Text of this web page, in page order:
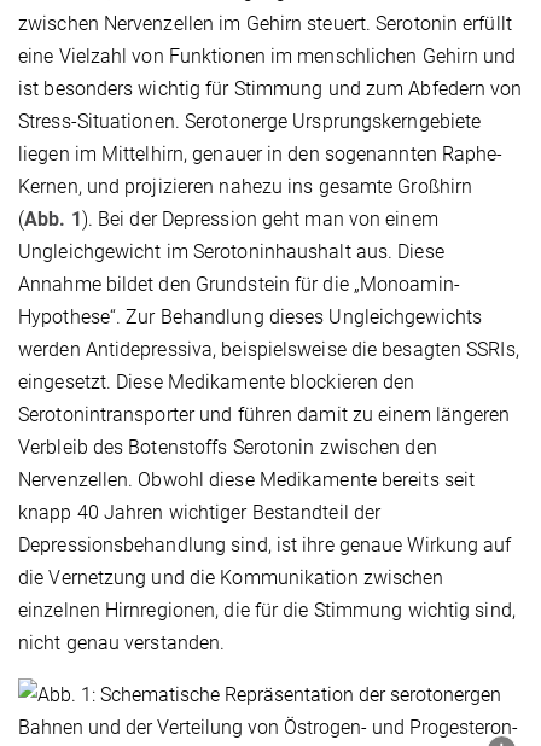
zwischen Nervenzellen im Gehirn steuert. Serotonin erfüllt
eine Vielzahl von Funktionen im menschlichen Gehirn und
ist besonders wichtig für Stimmung und zum Abfedern von
Stress-Situationen. Serotonerge Ursprungskerngebiete
liegen im Mittelhirn, genauer in den sogenannten Raphe-
Kernen, und projizieren nahezu ins gesamte Großhirn
(Abb. 1 ). Bei der Depression geht man von einem
Ungleichgewicht im Serotoninhaushalt aus. Diese
Annahme bildet den Grundstein für die „Monoamin-
Hypothese“. Zur Behandlung dieses Ungleichgewichts
werden Antidepressiva, beispielsweise die besagten SSRIs,
eingesetzt. Diese Medikamente blockieren den
Serotonintransporter und führen damit zu einem längeren
Verbleib des Botenstoffs Serotonin zwischen den
Nervenzellen. Obwohl diese Medikamente bereits seit
knapp 40 Jahren wichtiger Bestandteil der
Depressionsbehandlung sind, ist ihre genaue Wirkung auf
die Vernetzung und die Kommunikation zwischen
einzelnen Hirnregionen, die für die Stimmung wichtig sind,
nicht genau verstanden.